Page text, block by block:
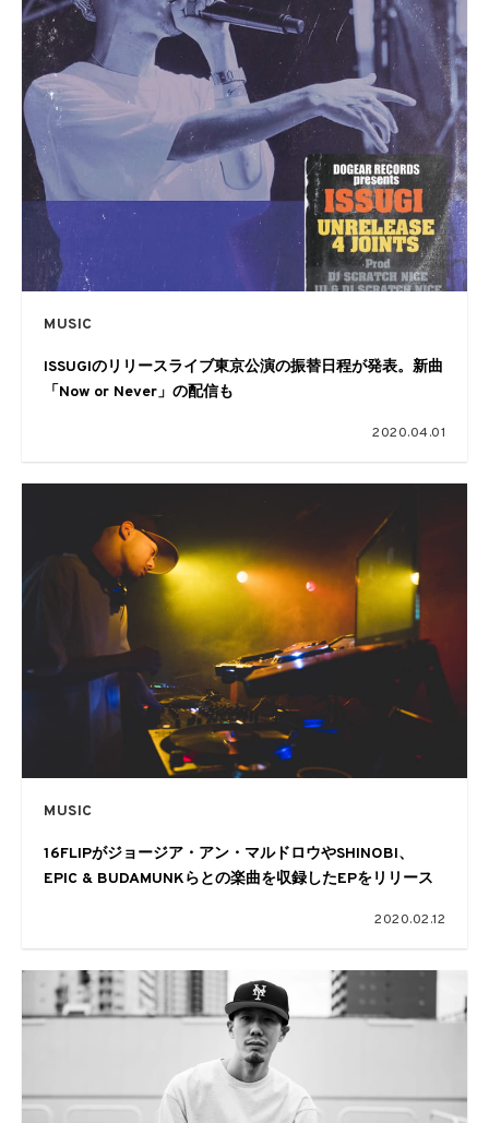
MUSIC
ISSUGIのリリースライブ東京公演の振替日程が発表。新曲
「Now or Never」の配信も
2020.04.01
MUSIC
16FLIPがジョージア・アン・マルドロウやSHINOBI、
EPIC & BUDAMUNKらとの楽曲を収録したEPをリリース
2020.02.12